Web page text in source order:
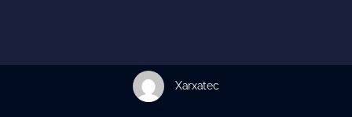
Xarxatec